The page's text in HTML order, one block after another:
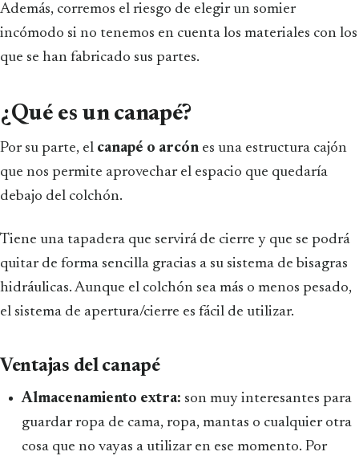
Además, corremos el riesgo de elegir un somier
incómodo si no tenemos en cuenta los materiales con los
que se han fabricado sus partes.
¿Qué es un canapé?
Por su parte, el canapé o arcón es una estructura cajón
que nos permite aprovechar el espacio que quedaría
debajo del colchón.
Tiene una tapadera que servirá de cierre y que se podrá
quitar de forma sencilla gracias a su sistema de bisagras
hidráulicas. Aunque el colchón sea más o menos pesado,
el sistema de apertura/cierre es fácil de utilizar.
Ventajas del canapé
Almacenamiento extra: son muy interesantes para
guardar ropa de cama, ropa, mantas o cualquier otra
cosa que no vayas a utilizar en ese momento. Por